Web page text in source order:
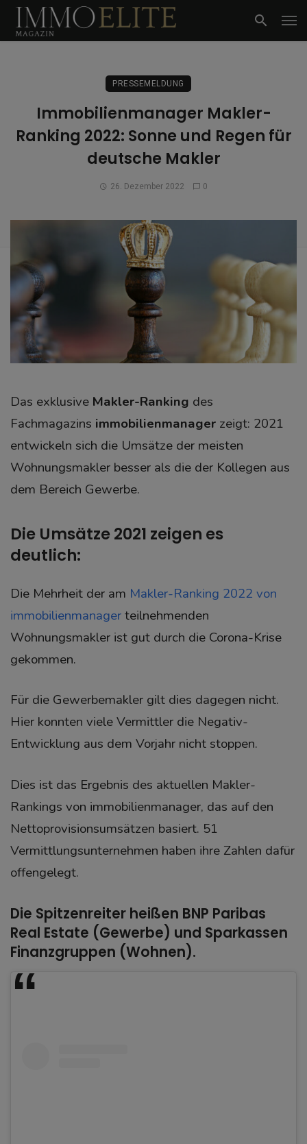
PRESSEMELDUNG
Immobilienmanager Makler-
Ranking 2022: Sonne und Regen für
deutsche Makler
26. Dezember 2022 0
Das exklusive Makler-Ranking des
Fachmagazins immobilienmanager zeigt: 2021
entwickeln sich die Umsätze der meisten
Wohnungsmakler besser als die der Kollegen aus
dem Bereich Gewerbe.
Die Umsätze 2021 zeigen es
deutlich:
Die Mehrheit der am Makler-Ranking 2022 von
immobilienmanagerteilnehmenden
Wohnungsmakler ist gut durch die Corona-Krise
gekommen.
Für die Gewerbemakler gilt dies dagegen nicht.
Hier konnten viele Vermittler die Negativ-
Entwicklung aus dem Vorjahr nicht stoppen.
Dies ist das Ergebnis des aktuellen Makler-
Rankings von immobilienmanager, das auf den
Nettoprovisionsumsätzen basiert. 51
Vermittlungsunternehmen haben ihre Zahlen dafür
offengelegt.
Die Spitzenreiter heißen BNP Paribas
Real Estate (Gewerbe) und Sparkassen
Finanzgruppen (Wohnen).